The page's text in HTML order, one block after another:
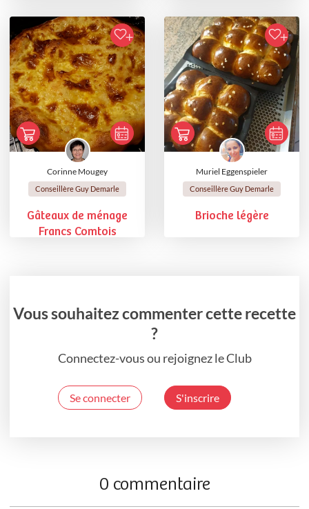
Corinne Mougey
Conseillère Guy Demarle
Gâteaux de ménage
Francs Comtois
Muriel Eggenspieler
Conseillère Guy Demarle
Brioche légère
Vous souhaitez commenter cette recette
?
Connectez-vous ou rejoignez le Club
Se connecter S'inscrire
0 commentaire